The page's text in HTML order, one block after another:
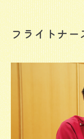
フライトナー